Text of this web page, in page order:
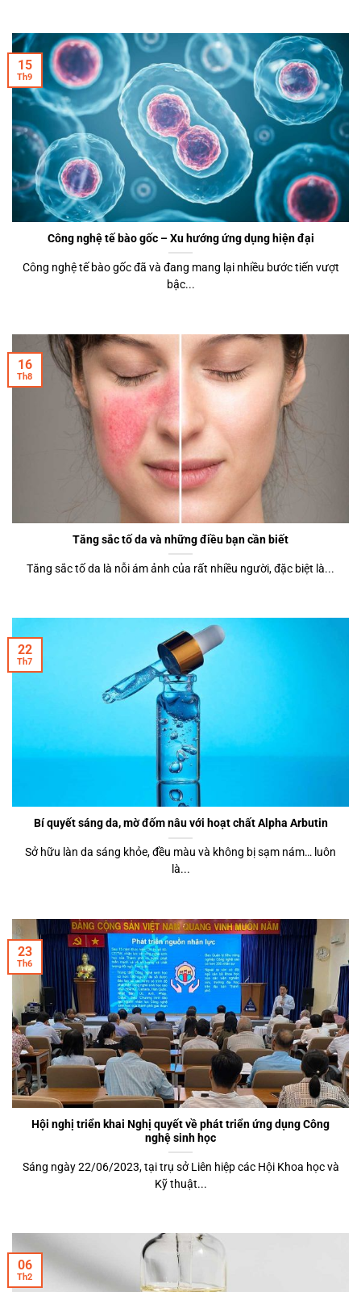
Công nghệ tế bào gốc – Xu hướng ứng dụng hiện đại
Công nghệ tế bào gốc đã và đang mang lại nhiều bước tiến vượt
bậc...
15
Th9
Tăng sắc tố da và những điều bạn cần biết
Tăng sắc tố da là nỗi ám ảnh của rất nhiều người, đặc biệt là...
16
Th8
Bí quyết sáng da, mờ đốm nâu với hoạt chất Alpha Arbutin
Sở hữu làn da sáng khỏe, đều màu và không bị sạm nám… luôn
là...
22
Th7
Hội nghị triển khai Nghị quyết về phát triển ứng dụng Công
nghệ sinh học
Sáng ngày 22/06/2023, tại trụ sở Liên hiệp các Hội Khoa học và
Kỹ thuật...
23
Th6
06
Th2